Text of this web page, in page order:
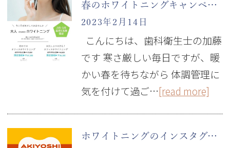
春のホワイトニングキャンペーン！
2023年2月14日
こんにちは、歯科衛生士の加藤
です 寒さ厳しい毎日ですが、暖
かい春を待ちながら 体調管理に
気を付けて過ご…[read more]
ホワイトニングのインスタグラムができました！